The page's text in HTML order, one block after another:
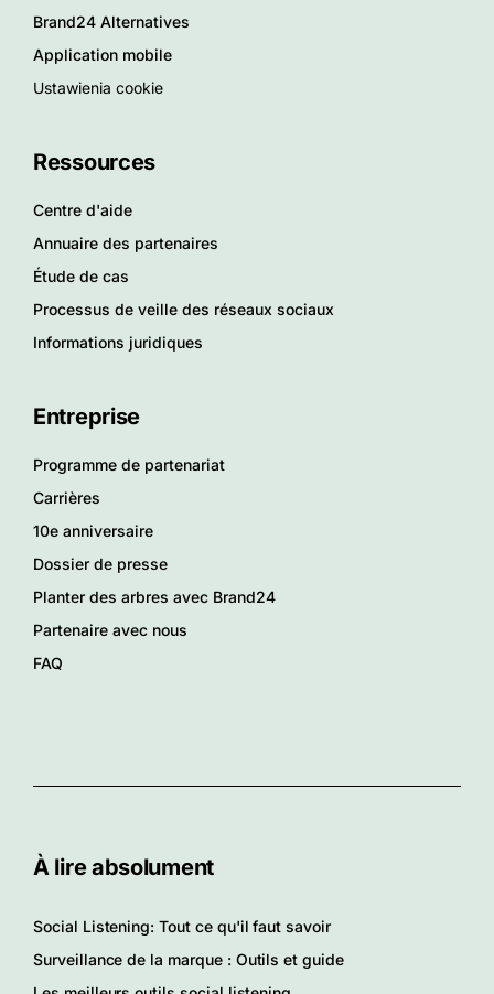
Brand24 Alternatives
Application mobile
Ustawienia cookie
Ressources
Centre d'aide
Annuaire des partenaires
Étude de cas
Processus de veille des réseaux sociaux
Informations juridiques
Entreprise
Programme de partenariat
Carrières
10e anniversaire
Dossier de presse
Planter des arbres avec Brand24
Partenaire avec nous
FAQ
À lire absolument
Social Listening: Tout ce qu'il faut savoir
Surveillance de la marque : Outils et guide